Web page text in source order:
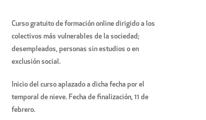
Curso gratuito de formación online dirigido a los
colectivos más vulnerables de la sociedad;
desempleados, personas sin estudios o en
exclusión social.
Inicio del curso aplazado a dicha fecha por el
temporal de nieve. Fecha de finalización, 11 de
febrero.